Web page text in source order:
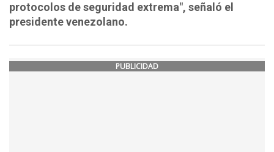
protocolos de seguridad extrema", señaló el
presidente venezolano.
PUBLICIDAD